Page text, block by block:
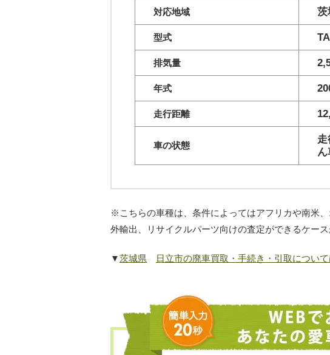
対応地域 茨
型式
排気量
年式
走行距離
車の状態
ん
※こちらの車種は、条件によってはアフリカや南米
外輸出、リサイクルパーツ向けの査定ができるケース
▼茨城県 日立市の廃車買取・手続き・引取につい